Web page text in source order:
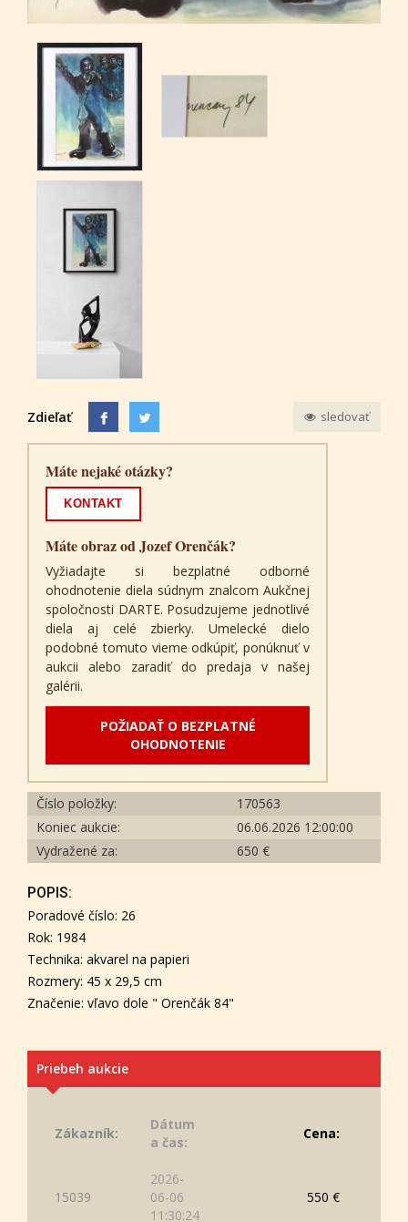
Zdieľať sledovať
Máte nejaké otázky?
KONTAKT
Máte obraz od Jozef Orenčák?
Vyžiadajte si bezplatné odborné
ohodnotenie diela súdnym znalcom Aukčnej
spoločnosti DARTE. Posudzujeme jednotlivé
diela aj celé zbierky. Umelecké dielo
podobné tomuto vieme odkúpiť, ponúknuť v
aukcii alebo zaradiť do predaja v našej
galérii.
POŽIADAŤ O BEZPLATNÉ
OHODNOTENIE
Číslo položky:
170563
Koniec aukcie:
06.06.2026 12:00:00
Vydražené za:
650 €
POPIS:
Poradové číslo: 26
Rok: 1984
Technika: akvarel na papieri
Rozmery: 45 x 29,5 cm
Značenie: vľavo dole " Orenčák 84"
Priebeh aukcie
Zákazník:
Dátum
a čas:
Cena:
15039
2026-
06-06
11:30:24
550 €